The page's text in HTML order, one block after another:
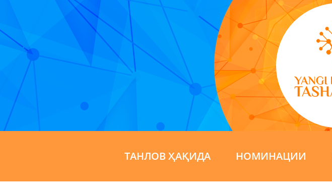
ТАНЛОВ ҲАҚИДА НОМИНАЦИИ